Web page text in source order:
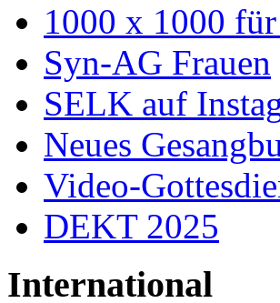
1000 x 1000
Syn-AG Frauen
SELK auf
Neues
Video-
DEKT 2025
International